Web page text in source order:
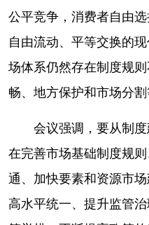
公平竞争，消费者自由
自由流动、平等交换的
场体系仍然存在制度规
畅、地方保护和市场分割
会议强调，要从制度
在完善市场基础制度规
通、加快要素和资源市
高水平统一、提升监管